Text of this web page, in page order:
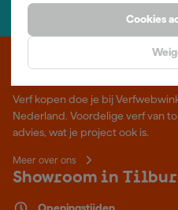
Cookies
Leer
Verf kopen doe je bij
Nederland. Voordelige verf van
advies, wat je project ook is.
Meer over ons
Showroom in